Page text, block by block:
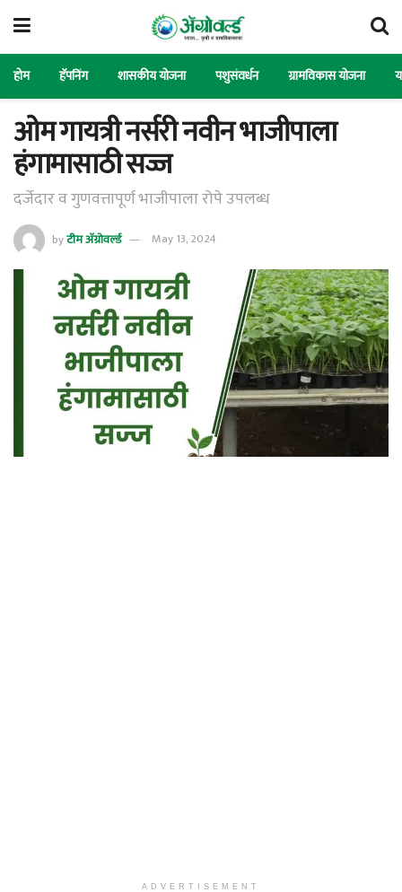
होम हॅपनिंग शासकीय योजना पशुसंवर्धन ग्रामविकास योजना
ओम गायत्री नर्सरी नवीन भाजीपाला
हंगामासाठी सज्ज
दर्जेदार व गुणवत्तापूर्ण भाजीपाला रोपे उपलब्ध
byटीम ॲग्रोवर्ल्ड May 13, 2024
ADVERTISEMENT